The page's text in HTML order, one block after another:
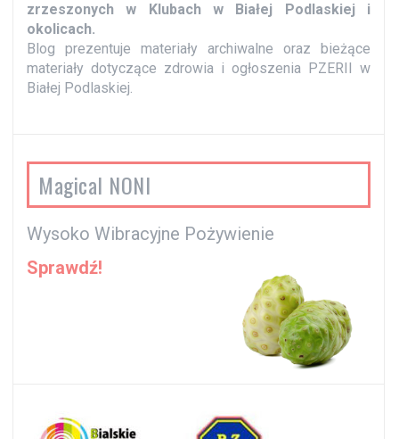
zrzeszonych w Klubach w Białej Podlaskiej i
okolicach.
Blog prezentuje materiały archiwalne oraz bieżące
materiały dotyczące zdrowia i ogłoszenia PZERII w
Białej Podlaskiej.
Magical NONI
Wysoko Wibracyjne Pożywienie
Sprawdź!